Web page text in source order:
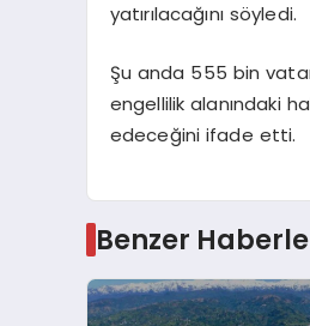
yatırılacağını söyledi.
Şu anda 555 bin
engellilik alanındaki
edeceğini ifade etti.
Benzer